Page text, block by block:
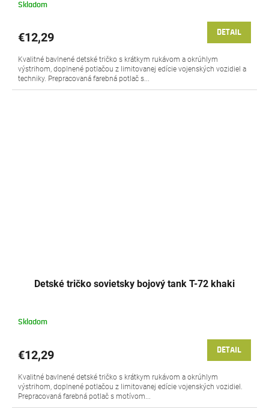
Skladom
€12,29 DETAIL
Kvalitné bavlnené detské tričko s krátkym rukávom a okrúhlym
výstrihom, doplnené potlačou z limitovanej edície vojenských vozidiel a
techniky. Prepracovaná farebná potlač s...
Detské tričko sovietsky bojový tank T-72 khaki
Skladom
€12,29 DETAIL
Kvalitné bavlnené detské tričko s krátkym rukávom a okrúhlym
výstrihom, doplnené potlačou z limitovanej edície vojenských vozidiel.
Prepracovaná farebná potlač s motívom...